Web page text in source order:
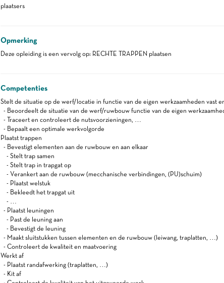
plaatsers
Opmerking
Deze opleiding is een vervolg op: RECHTE TRAPPEN plaatsen
Competenties
Stelt de situatie op de werf/locatie in functie van de eigen werkzaamheden vast
- Beoordeelt de situatie van de werf/ruwbouw functie van de eigen
- Traceert en controleert de nutsvoorzieningen, …
- Bepaalt een optimale werkvolgorde
Plaatst trappen
- Bevestigt elementen aan de ruwbouw en aan elkaar
- Stelt trap samen
- Stelt trap in trapgat op
- Verankert aan de ruwbouw (mecchanische verbindingen, (PU)schuim)
- Plaatst welstuk
- Bekleedt het trapgat uit
- …
- Plaatst leuningen
- Past de leuning aan
- Bevestigt de leuning
- Maakt sluitstukken tussen elementen en de ruwbouw (leiwang, traplatten, …)
- Controleert de kwaliteit en maatvoering
Werkt af
- Plaatst randafwerking (traplatten, …)
- Kit af